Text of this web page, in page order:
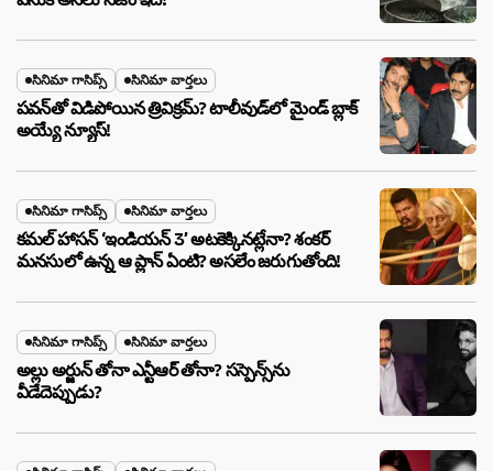
సినిమా గాసిప్స్ సినిమా వార్తలు
పవన్‌తో విడిపోయిన త్రివిక్రమ్? టాలీవుడ్‌లో మైండ్ బ్లాక్
అయ్యే న్యూస్!
సినిమా గాసిప్స్ సినిమా వార్తలు
కమల్ హాసన్ ‘ఇండియన్ 3’ అటకెక్కినట్లేనా? శంకర్
మనసులో ఉన్న ఆ ప్లాన్ ఏంటి? అసలేం జరుగుతోంది!
సినిమా గాసిప్స్ సినిమా వార్తలు
అల్లు అర్జున్ తోనా ఎన్టీఆర్ తోనా? సస్పెన్స్‌ను
వీడేదెప్పుడు?